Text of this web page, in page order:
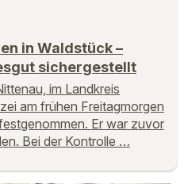
in Waldstück –
sichergestellt
im Landkreis
am frühen Freitagmorgen
Er war zuvor
Bei der Kontrolle …